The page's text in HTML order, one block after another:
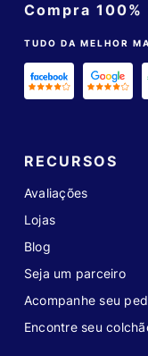
Compra 100%
TUDO DA MELHOR
RECURSOS
Avaliações
Lojas
Blog
Seja um parceiro
Acompanhe seu
Encontre seu